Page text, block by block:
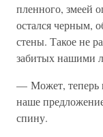
пленного, змеей
остался черным,
стены. Такое не
забитых нашими
— Может, теперь
наше
спину.